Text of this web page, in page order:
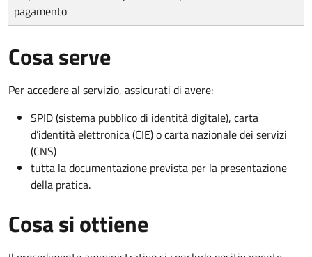
pagamento
Cosa serve
Per accedere al servizio, assicurati di avere:
SPID (sistema pubblico di identità digitale), carta
d’identità elettronica (CIE) o carta nazionale dei servizi
(CNS)
tutta la documentazione prevista per la presentazione
della pratica.
Cosa si ottiene